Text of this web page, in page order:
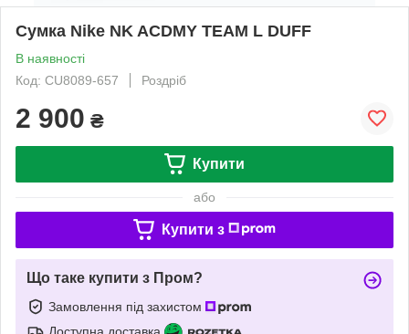
Сумка Nike NK ACDMY TEAM L DUFF
В наявності
Код: CU8089-657
Роздріб
2 900 ₴
Купити
або
Купити з
Що таке купити з Пром?
Замовлення під захистом
Доступна доставка